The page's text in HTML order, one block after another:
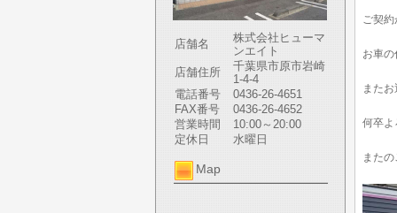
店舗名
株式会社ヒューマ
ンエイト
店舗住所
千葉県市原市岩崎
1-4-4
電話番号
0436-26-4651
FAX番号
0436-26-4652
営業時間
10:00～20:00
定休日
水曜日
Map
ご契
お車
また
何卒よ
また